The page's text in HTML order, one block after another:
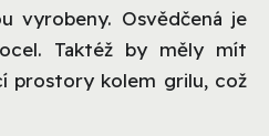
vyrobeny. Osvědčená je
Taktéž by měly mít
prostory kolem grilu, což